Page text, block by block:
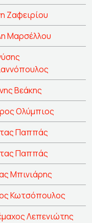
Ζαφειρίου
Μαρσέλλου
Βεάκης
Ολύμπιος
Παππάς
Παππάς
Μπινιάρης
Κωτσόπουλος
Λεπενιώτης